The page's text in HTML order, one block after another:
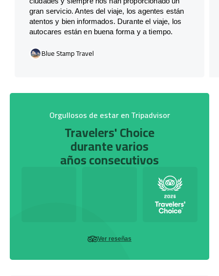
gran servicio. Antes del viaje, los agentes están
atentos y bien informados. Durante el viaje, los
autocares están en buena forma y a tiempo.
Blue Stamp Travel
Orgullosos de estar en Tripadvisor
Travelers' Choice
durante varios
años consecutivos
Ver reseñas